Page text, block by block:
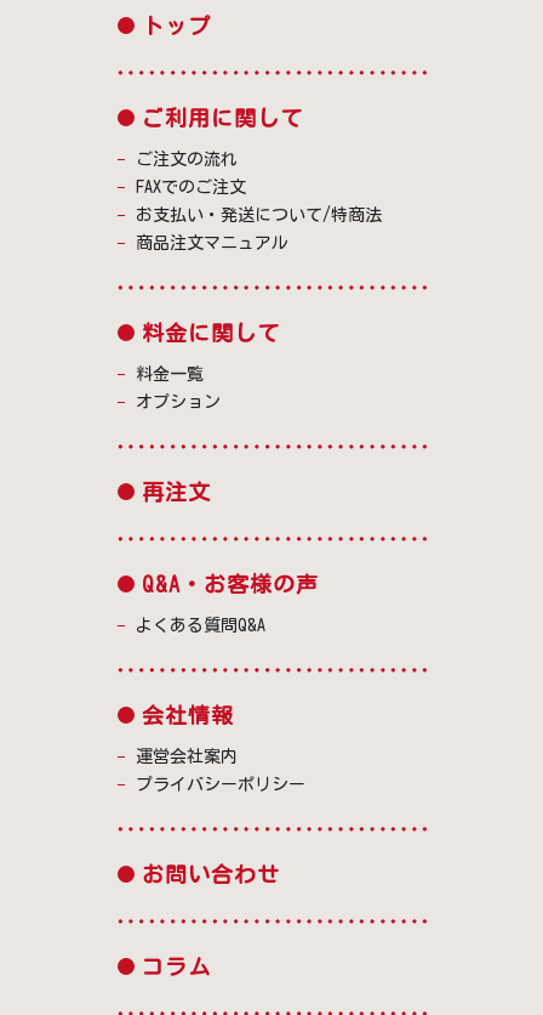
トップ
ご利用に関して
ご注文の流れ
FAXでのご注文
お支払い・発送について/特商法
商品注文マニュアル
料金に関して
料金一覧
オプション
再注文
Q&A・お客様の声
よくある質問Q&A
会社情報
運営会社案内
プライバシーポリシー
お問い合わせ
コラム